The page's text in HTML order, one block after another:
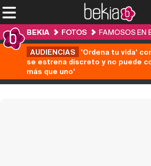
BEKIA FOTOS
FAMOSOS EN
AUDIENCIAS 'Ordena tu vida'
se estrena discreto y no puede
más que uno'